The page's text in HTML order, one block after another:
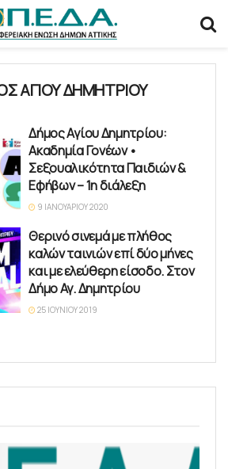
ΑΓΙΟΥ ΔΗΜΗΤΡΙΟΥ
Δήμος Αγίου Δημητρίου:
Ακαδημία Γονέων •
Σεξουαλικότητα Παιδιών &
Εφήβων – 1η διάλεξη
9 ΙΑΝΟΥΑΡΊΟΥ 2020
Θερινό σινεμά με πλήθος
καλών ταινιών επί δύο μήνες
και με ελεύθερη είσοδο. Στον
Δήμο Αγ. Δημητρίου
25 ΙΟΥΝΊΟΥ 2019